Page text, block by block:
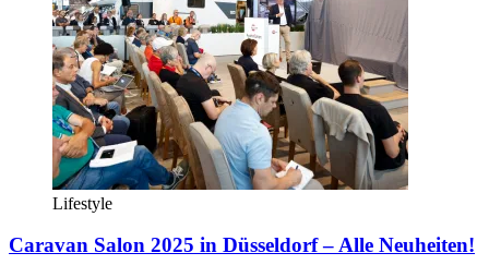
Lifestyle
Caravan Salon 2025 in Düsseldorf – Alle Neuheiten!